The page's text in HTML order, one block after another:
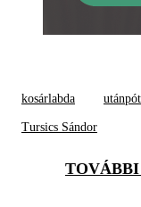
kosárlabda
Tursics Sándor